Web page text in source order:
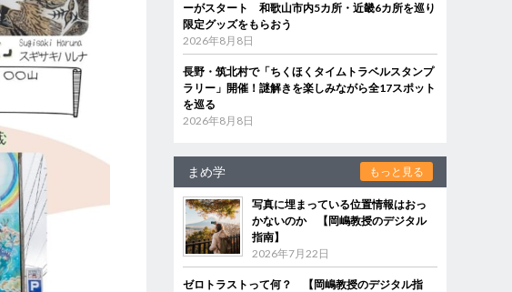
ーがスタート 和歌山市内5カ所・近畿6カ所を巡り
限定グッズをもらおう
2026年8月8日
長野・筑北村で「ちくほくタイムトラベルスタンプ
ラリー」開催！謎解きを楽しみながら全17スポット
を巡る
2026年8月8日
まめ学 もっと見る
写真に埋まっている位置情報はおっ
かないのか 【岡嶋教授のデジタル
指南】
2026年7月22日
ゼロトラストって何？ 【岡嶋教授のデジタル指